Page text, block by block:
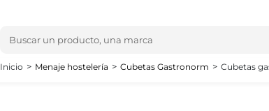
Inicio Menaje hostelería Cubetas Gastronorm Cubetas